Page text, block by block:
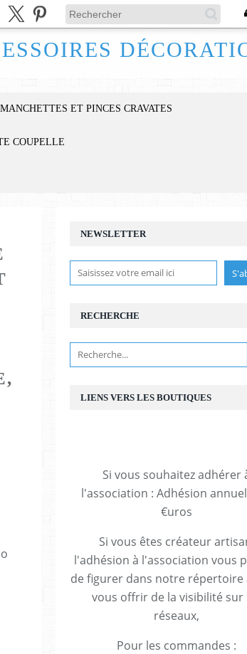
ET PINCES CRAVATES
COUPELLE
NEWSLETTER
RECHERCHE
LIENS VERS LES BOUTIQUES
Si vous souhaitez adhérer
l'association : Adhésion
€uros
Si vous êtes créateur
l'adhésion à l'association vous
de figurer dans notre répertoire
vous offrir de la visibilité sur
réseaux,
Pour les commandes :